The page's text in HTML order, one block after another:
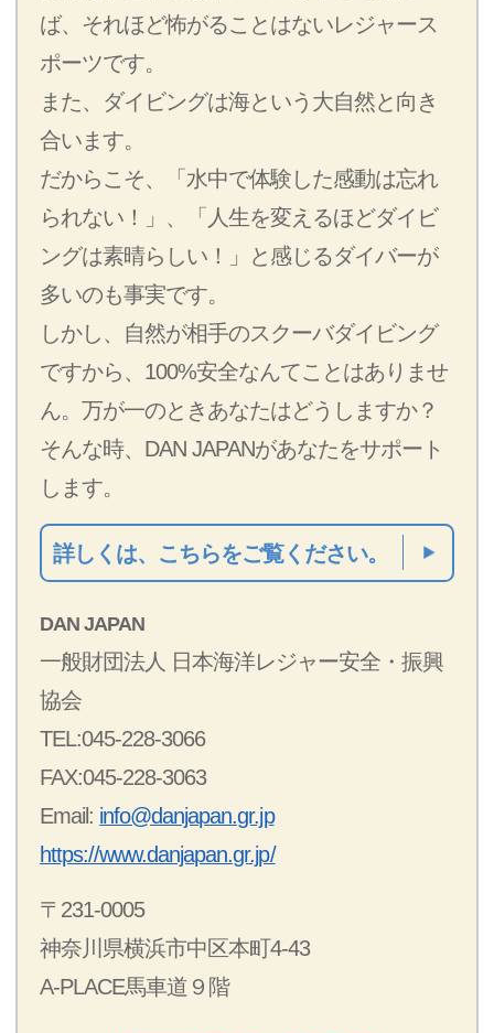
ば、それほど怖がることはないレジャース
ポーツです。
また、ダイビングは海という大自然と向き
合います。
だからこそ、「水中で体験した感動は忘れ
られない！」、「人生を変えるほどダイビ
ングは素晴らしい！」と感じるダイバーが
多いのも事実です。
しかし、自然が相手のスクーバダイビング
ですから、100%安全なんてことはありませ
ん。万が一のときあなたはどうしますか？
そんな時、DAN JAPANがあなたをサポート
します。
詳しくは、こちらをご覧ください。
DAN JAPAN
一般財団法人 日本海洋レジャー安全・振興
協会
TEL:045-228-3066
FAX:045-228-3063
Email: info@danjapan.gr.jp
https://www.danjapan.gr.jp/
〒231-0005
神奈川県横浜市中区本町4-43
A-PLACE馬車道９階